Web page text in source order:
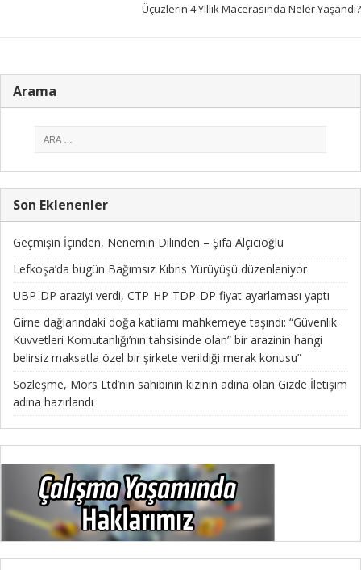
Üçüzlerin 4 Yıllık Macerasında Neler Yaşandı?
Arama
Son Eklenenler
Geçmişin İçinden, Nenemin Dilinden – Şifa Alçıcıoğlu
Lefkoşa’da bugün Bağımsız Kıbrıs Yürüyüşü düzenleniyor
UBP-DP araziyi verdi, CTP-HP-TDP-DP fiyat ayarlaması yaptı
Girne dağlarındaki doğa katliamı mahkemeye taşındı: “Güvenlik
Kuvvetleri Komutanlığı’nın tahsisinde olan” bir arazinin hangi
belirsiz maksatla özel bir şirkete verildiği merak konusu”
Sözleşme, Mors Ltd’nin sahibinin kızının adına olan Gizde İletişim
adına hazırlandı